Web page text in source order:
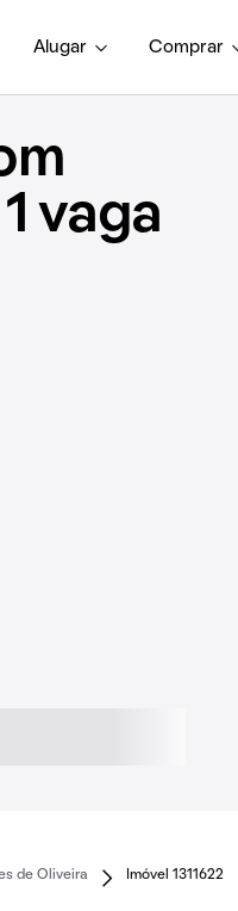
Alugar Comprar
vaga
de Oliveira Imóvel 1311622